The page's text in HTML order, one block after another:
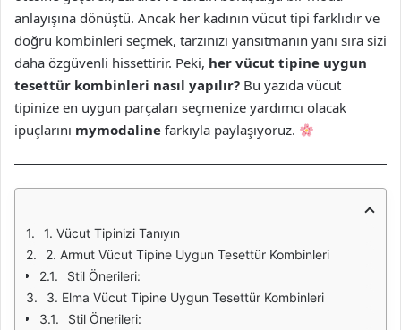
anlayışına dönüştü. Ancak her kadının vücut tipi farklıdır ve
doğru kombinleri seçmek, tarzınızı yansıtmanın yanı sıra sizi
daha özgüvenli hissettirir. Peki, her vücut tipine uygun
tesettür kombinleri nasıl yapılır? Bu yazıda vücut
tipinize en uygun parçaları seçmenize yardımcı olacak
ipuçlarını mymodaline farkıyla paylaşıyoruz.
1. Vücut Tipinizi Tanıyın
2. Armut Vücut Tipine Uygun Tesettür Kombinleri
Stil Önerileri:
3. Elma Vücut Tipine Uygun Tesettür Kombinleri
Stil Önerileri: